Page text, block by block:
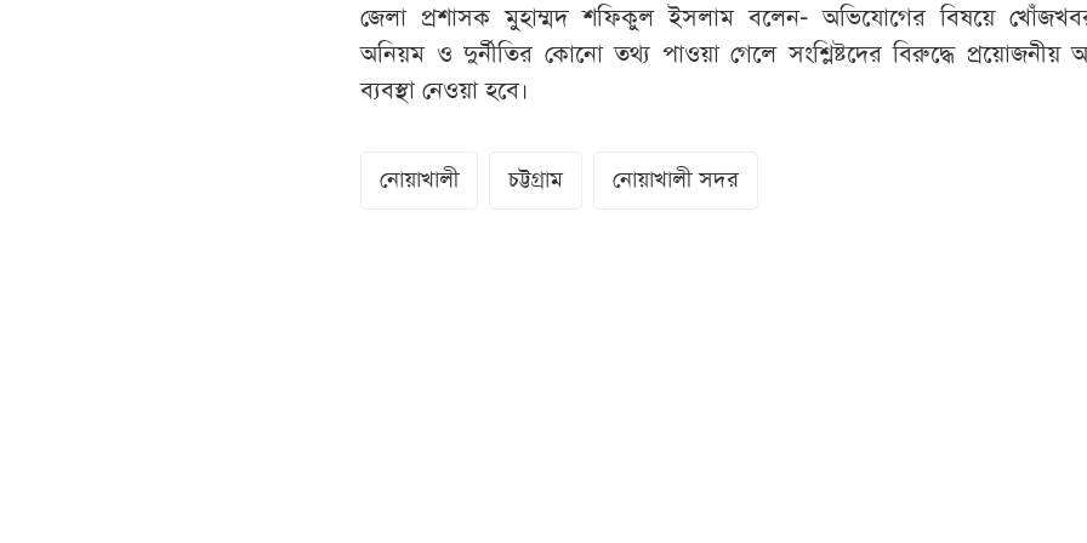
জেলা প্রশাসক মুহাম্মদ শফিকুল ইসলাম বলেন- অভিযোগের বিষয়ে
অনিয়ম ও দুর্নীতির কোনো তথ্য পাওয়া গেলে সংশ্লিষ্টদের বিরুদ্ধে
ব্যবস্থা নেওয়া হবে।
নোয়াখালী চট্টগ্রাম নোয়াখালী সদর